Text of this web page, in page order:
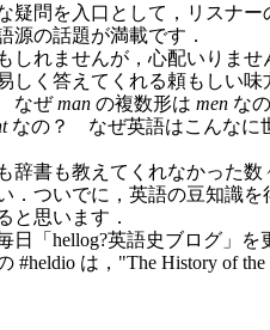
疑問を入口として，リスナー
源の話題が満載です．
れませんが，心配いりませ
く答えてくれる頼もしい味
なぜman の複数形は men な
なの？ なぜ英語はこんなに
書も教えてくれなかった数
．ついでに，英語の豆知識を
と思います．
「hellog?英語史ブログ」を
は，"The History of the